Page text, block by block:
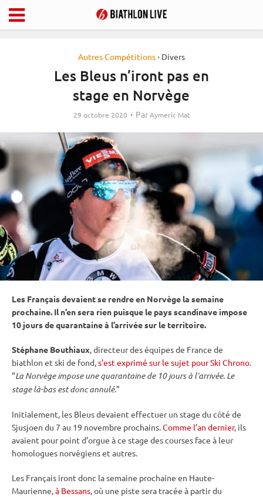
Autres Compétitions• Divers
Les Bleus n’iront pas en
stage en Norvège
29 octobre 2020 ParAymeric Mat
Les Français devaient se rendre en Norvège la semaine
prochaine. Il n’en sera rien puisque le pays scandinave impose
10 jours de quarantaine à l’arrivée sur le territoire.
Stéphane Bouthiaux, directeur des équipes de France de
biathlon et ski de fond,s’est exprimé sur le sujet pour Ski Chrono.
“La Norvège impose une quarantaine de 10 jours à l’arrivée. Le
stage là-bas est donc annulé.”
Initialement, les Bleus devaient effectuer un stage du côté de
Sjusjoen du 7 au 19 novembre prochains.Comme l’an dernier, ils
avaient pour point d’orgue à ce stage des courses face à leur
homologues norvégiens et autres.
Les Français iront donc la semaine prochaine en Haute-
Maurienne,à Bessans, où une piste sera tracée à partir du